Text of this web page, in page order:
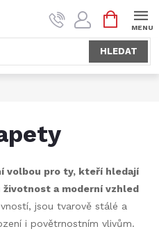
HLEDAT
NÁKUPNÍ
KOŠÍK
volbou pro ty, kteří hledají
a moderní vzhled
jsou tvarově stálé a
i povětrnostním vlivům.